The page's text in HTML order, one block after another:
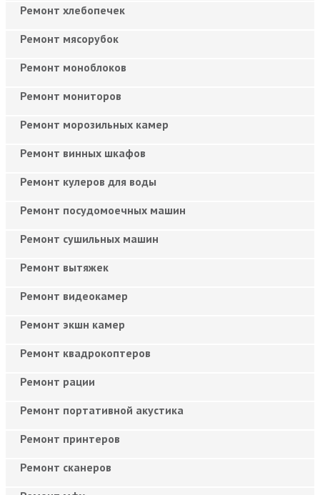
Ремонт хлебопечек
Ремонт мясорубок
Ремонт моноблоков
Ремонт мониторов
Ремонт морозильных камер
Ремонт винных шкафов
Ремонт кулеров для воды
Ремонт посудомоечных машин
Ремонт сушильных машин
Ремонт вытяжек
Ремонт видеокамер
Ремонт экшн камер
Ремонт квадрокоптеров
Ремонт рации
Ремонт портативной акустика
Ремонт принтеров
Ремонт сканеров